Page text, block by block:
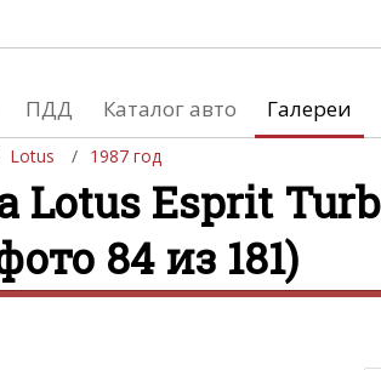
ПДД Каталог авто Галереи
Lotus 1987 год
Lotus Esprit
84 из 181)
Автосалоны
Список мировых автосалонов